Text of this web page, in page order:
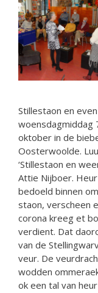
Stillestaon en
woensdagmiddag
oktober in de
Oosterwoolde.
‘Stillestaon en
Attie Nijboer.
bedoeld binnen
staon, verscheen
corona kreeg et
verdient. Dat
van de
veur. De
wodden
ok een tal van